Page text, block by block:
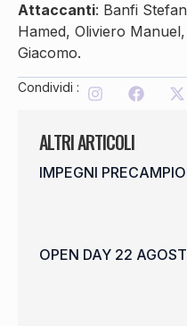
ALTRI ARTICOLI
IMPEGNI
OPEN DAY 22
Attaccanti: Banfi
Hamed, Oliviero
Giacomo.
Condividi :